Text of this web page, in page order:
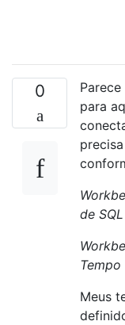
0
para
de
Meus